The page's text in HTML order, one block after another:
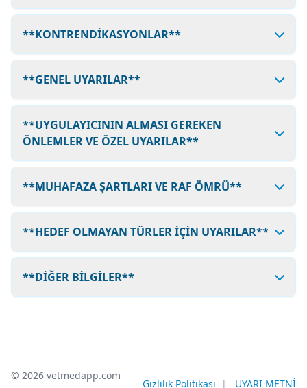
**KONTRENDİKASYONLAR**
**GENEL UYARILAR**
**UYGULAYICININ ALMASI GEREKEN
ÖNLEMLER VE ÖZEL UYARILAR**
**MUHAFAZA ŞARTLARI VE RAF ÖMRÜ**
**HEDEF OLMAYAN TÜRLER İÇİN UYARILAR**
**DİĞER BİLGİLER**
© 2026 vetmedapp.com
Gizlilik Politikası | UYARI METNİ